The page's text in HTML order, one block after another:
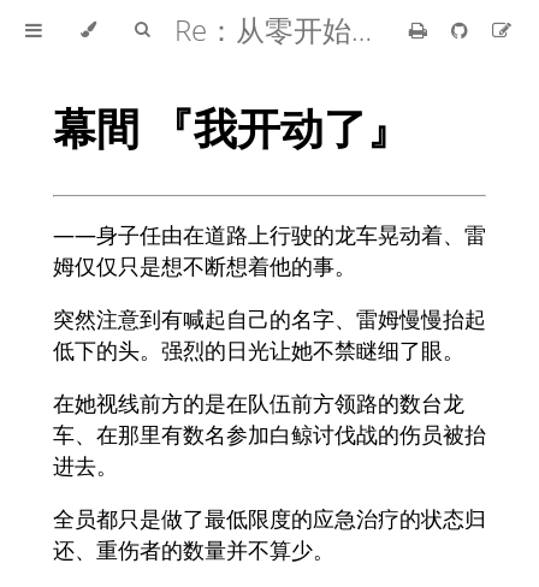
Re：从零开始的异世界生活
幕間 『我开动了』
――身子任由在道路上行驶的龙车晃动着、雷
姆仅仅只是想不断想着他的事。
突然注意到有喊起自己的名字、雷姆慢慢抬起
低下的头。强烈的日光让她不禁瞇细了眼。
在她视线前方的是在队伍前方领路的数台龙
车、在那里有数名参加白鲸讨伐战的伤员被抬
进去。
全员都只是做了最低限度的应急治疗的状态归
还、重伤者的数量并不算少。